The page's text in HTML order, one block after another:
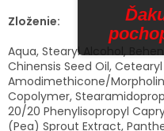
Zloženie:
Aqua, Stearyl Alcohol,
Chinensis Seed Oil,
Amodimethicone/
Copolymer,
20/20 Phenylisopropyl
(Pea) Sprout Extract,